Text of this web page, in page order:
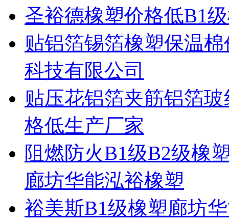
圣裕德橡塑价格低B1
贴铝箔锡箔橡塑保温
科技有限公司
贴压花铝箔夹筋铝箔
格低生产厂家
阻燃防火B1级B2级橡
廊坊华能泓裕橡塑
裕美斯B1级橡塑廊坊